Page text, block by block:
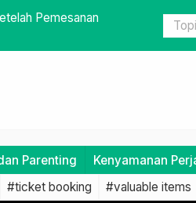
Tertinggal Armada
Parenting Kenyamanan
#ticket booking #valuable items